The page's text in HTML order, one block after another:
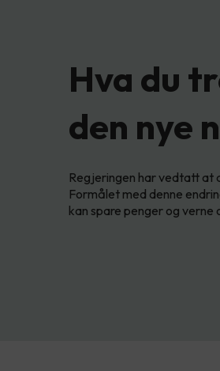
Hva du
den nye
Regjeringen har vedtatt at
Formålet med denne
kan spare penger og verne